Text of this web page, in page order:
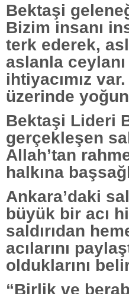
Bektaşi
Bizim insanı
terk ederek,
aslanla
ihtiyacımız
üzerinde
Bektaşi Lideri
gerçekleşen
Allah’tan
halkına
Ankara’daki
büyük bir acı
saldırıdan
acılarını
olduklarını
“Birlik ve